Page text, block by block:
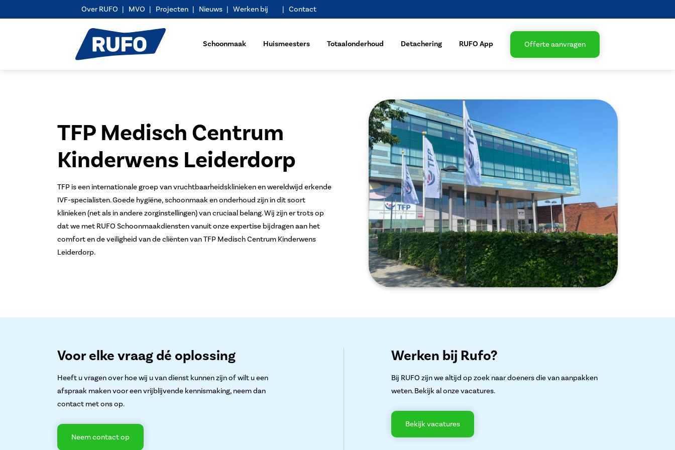
Over RUFO MVO Projecten Nieuws Werken bij Contact
Schoonmaak Huismeesters Totaalonderhoud Detachering RUFO App Offerte aanvragen
TFP Medisch Centrum
Kinderwens Leiderdorp
TFP is een internationale groep van vruchtbaarheidsklinieken en wereldwijd erkende
IVF-specialisten. Goede hygiëne, schoonmaak en onderhoud zijn in dit soort
klinieken (net als in andere zorginstellingen) van cruciaal belang. Wij zijn er trots op
dat we met RUFO Schoonmaakdiensten vanuit onze expertise bijdragen aan het
comfort en de veiligheid van de cliënten van TFP Medisch Centrum Kinderwens
Leiderdorp.
Voor elke vraag dé oplossing
Heeft u vragen over hoe wij u van dienst kunnen zijn of wilt u een
afspraak maken voor een vrijblijvende kennismaking, neem dan
contact met ons op.
Neem contact op
Werken bij Rufo?
Bij RUFO zijn we altijd op zoek naar doeners die van aanpakken
weten. Bekijk al onze vacatures.
Bekijk vacatures